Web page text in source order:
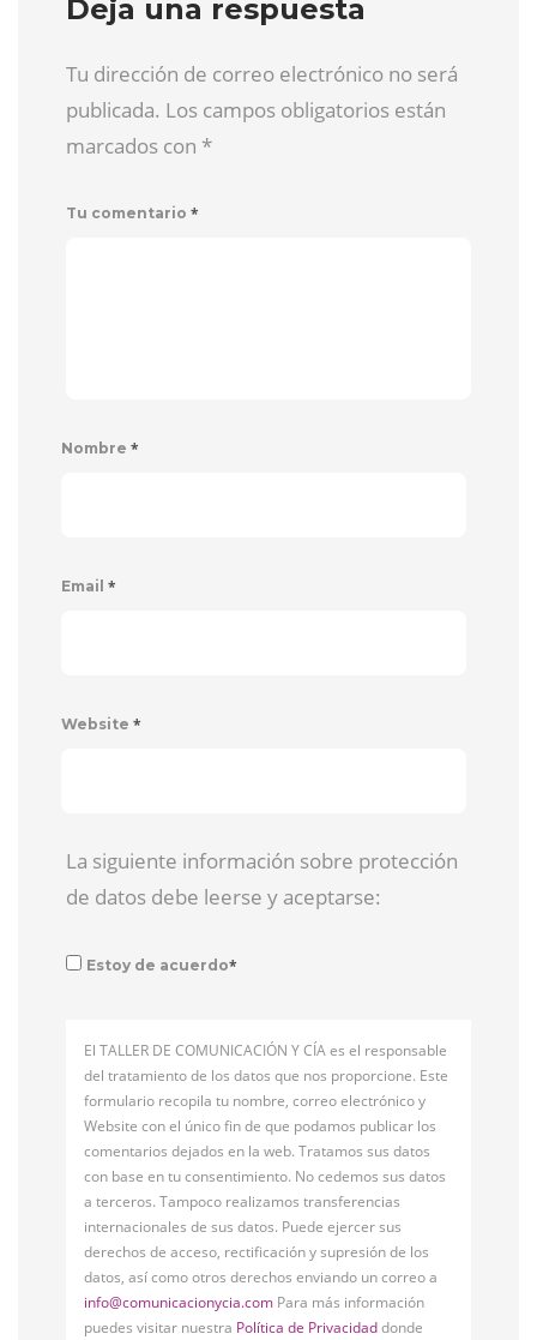
Deja una respuesta
Tu dirección de correo electrónico no será
publicada. Los campos obligatorios están
marcados con *
Tu comentario *
Nombre *
Email *
Website *
La siguiente información sobre protección
de datos debe leerse y aceptarse:
Estoy de acuerdo*
El TALLER DE COMUNICACIÓN Y CÍA es el responsable
del tratamiento de los datos que nos proporcione. Este
formulario recopila tu nombre, correo electrónico y
Website con el único fin de que podamos publicar los
comentarios dejados en la web. Tratamos sus datos
con base en tu consentimiento. No cedemos sus datos
a terceros. Tampoco realizamos transferencias
internacionales de sus datos. Puede ejercer sus
derechos de acceso, rectificación y supresión de los
datos, así como otros derechos enviando un correo a
info@comunicacionycia.com Para más información
puedes visitar nuestra Política de Privacidaddonde